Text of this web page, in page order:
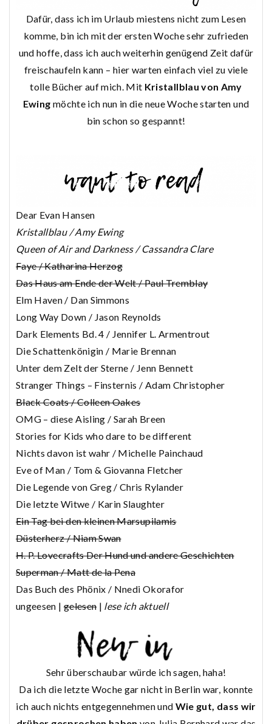
Dafür, dass ich im Urlaub miestens nicht zum Lesen
komme, bin ich mit der ersten Woche sehr zufrieden
und hoffe, dass ich auch weiterhin genügend Zeit dafür
freischaufeln kann – hier warten einfach viel zu viele
tolle Bücher auf mich. Mit Kristallblau von Amy
Ewing möchte ich nun in die neue Woche starten und
bin schon so gespannt!
Dear Evan Hansen
Kristallblau / Amy Ewing
Queen of Air and Darkness / Cassandra Clare
Faye / Katharina Herzog
Das Haus am Ende der Welt / Paul Tremblay
Elm Haven / Dan Simmons
Long Way Down / Jason Reynolds
Dark Elements Bd. 4 / Jennifer L. Armentrout
Die Schattenkönigin / Marie Brennan
Unter dem Zelt der Sterne / Jenn Bennett
Stranger Things – Finsternis / Adam Christopher
Black Coats / Colleen Oakes
OMG – diese Aisling / Sarah Breen
Stories for Kids who dare to be different
Nichts davon ist wahr / Michelle Painchaud
Eve of Man / Tom & Giovanna Fletcher
Die Legende von Greg / Chris Rylander
Die letzte Witwe / Karin Slaughter
Ein Tag bei den kleinen Marsupilamis
Düsterherz / Niam Swan
H. P. Lovecrafts Der Hund und andere Geschichten
Superman / Matt de la Pena
Das Buch des Phönix / Nnedi Okorafor
ungeesen |gelesen| lese ich aktuell
Sehr überschaubar würde ich sagen, haha!
Da ich die letzte Woche gar nicht in Berlin war, konnte
ich auch nichts entgegennehmen und Wie gut, dass wir